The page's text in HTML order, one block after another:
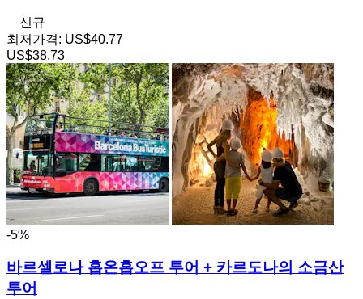
신규
최저가격: US$40.77
US$38.73
-5%
바르셀로나 홉온홉오프 투어 + 카르도나의 소금산
투어